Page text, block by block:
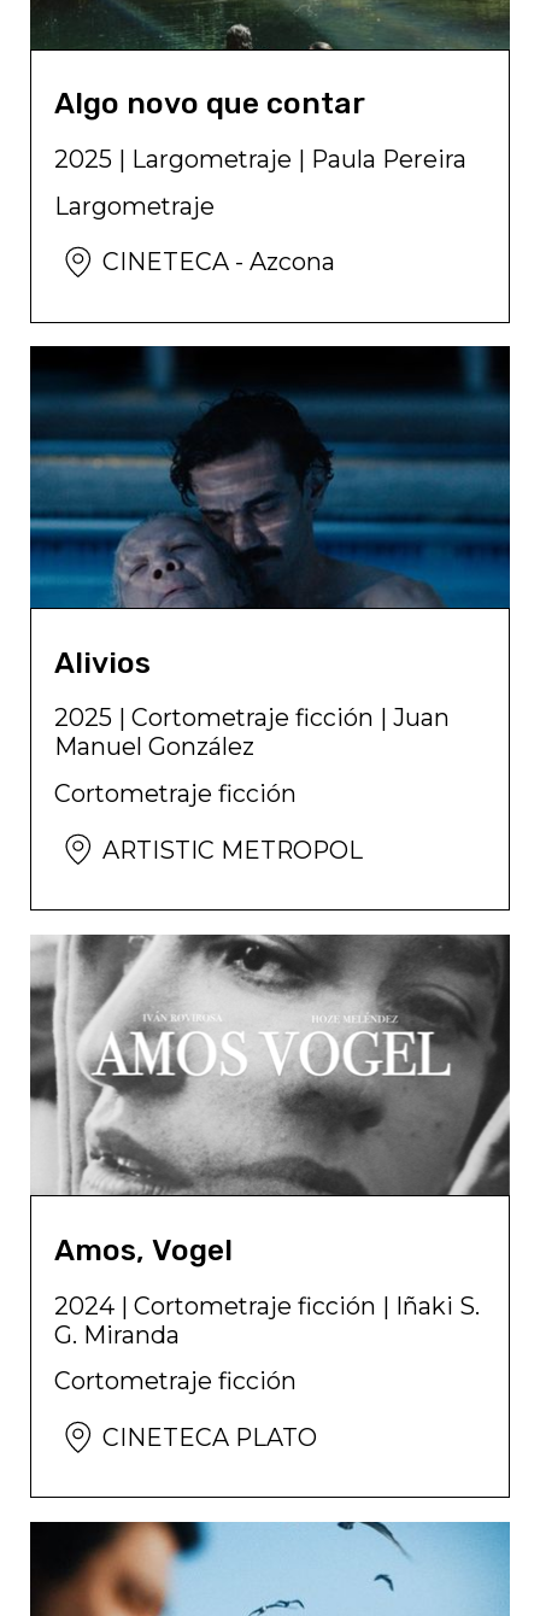
Algo novo que contar
2025 | Largometraje | Paula Pereira
Largometraje
CINETECA - Azcona
Alivios
2025 |Cortometraje ficción |Juan
Manuel González
Cortometraje ficción
ARTISTIC METROPOL
Amos, Vogel
2024 |Cortometraje ficción | Iñaki S.
G. Miranda
Cortometraje ficción
CINETECA PLATO